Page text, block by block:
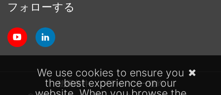
フォローする
使用条件
プライバシー規約
We use cookies to ensure you
the best experience on our